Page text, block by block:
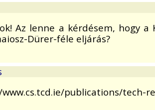
Az lenne a kérdésem, hogy
Dürer-féle eljárás?
publications/tech-